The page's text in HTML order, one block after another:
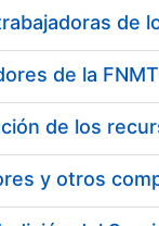
y otros